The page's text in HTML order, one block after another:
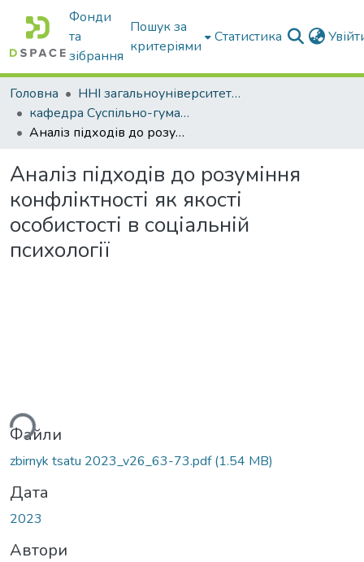
Фонди
та
зібрання
Пошук за
критеріями
Статистика
Головна
ННІ загальноуніверситетської підготовки
кафедра Суспільно-гуманітарні науки
Аналіз підходів до розуміння конфліктності як якості особистості в соціальній психології
Аналіз підходів до розуміння
конфліктності як якості
особистості в соціальній
психології
Файли
zbirnyk tsatu 2023_v26_63-73.pdf(1.54 MB)
Дата
2023
Автори